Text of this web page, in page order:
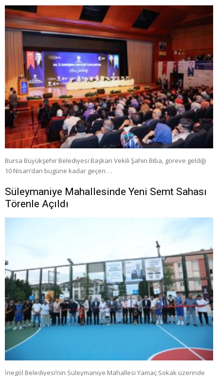
Bursa Büyükşehir Belediyesi Başkan Vekili Şahin Biba, göreve geldiği
10 Nisan’dan bugüne kadar geçen …
Süleymaniye Mahallesinde Yeni Semt Sahası
Törenle Açıldı
İnegöl Belediyesi’nin Süleymaniye Mahallesi Yamaç Sokak üzerinde